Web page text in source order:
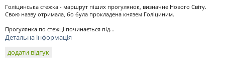
Голіцинська стежка - маршрут піших прогулянок, визначне Нового Світу.
Свою назву отримала, бо була прокладена князем Голіциним.
Прогулянка по стежці починається під...
Детальна інформація
додати відгук